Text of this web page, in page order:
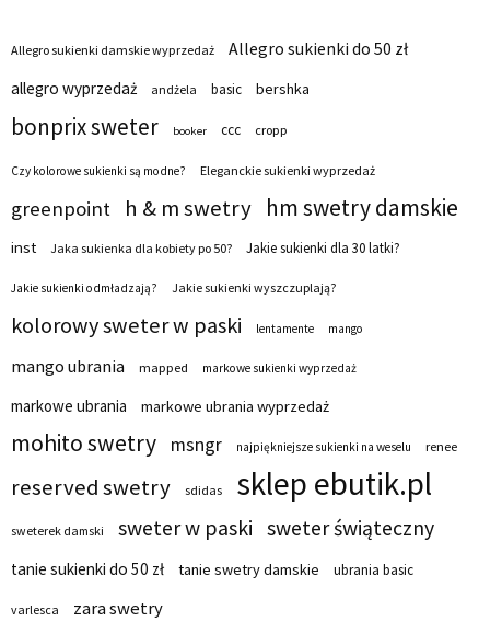
Allegro sukienki damskie wyprzedaż
Allegro sukienki do 50 zł
allegro wyprzedaż
andżela basic bershka
bonprix sweter booker ccc cropp
Czy kolorowe sukienki są modne? Eleganckie sukienki wyprzedaż
greenpoint h & m swetry hm swetry damskie
inst Jaka sukienka dla kobiety po 50? Jakie sukienki dla 30 latki?
Jakie sukienki odmładzają? Jakie sukienki wyszczuplają?
kolorowy sweter w paski lentamente mango
mango ubrania mapped markowe sukienki wyprzedaż
markowe ubrania markowe ubrania wyprzedaż
mohito swetry msngr najpiękniejsze sukienki na weselu renee
reserved swetry sdidas sklep ebutik.pl
sweterek damski sweter w paski sweter świąteczny
tanie sukienki do 50 zł tanie swetry damskie ubrania basic
varlesca zara swetry